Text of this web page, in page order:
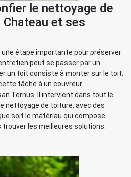
le nettoyage de
et ses
étape importante pour préserver
peut se passer par un
un toit consiste à monter sur le toit,
tâche à un couvreur
Ternus. Il intervient dans tout le
nettoyage de toiture, avec des
soit le matériau qui compose
les meilleures solutions.